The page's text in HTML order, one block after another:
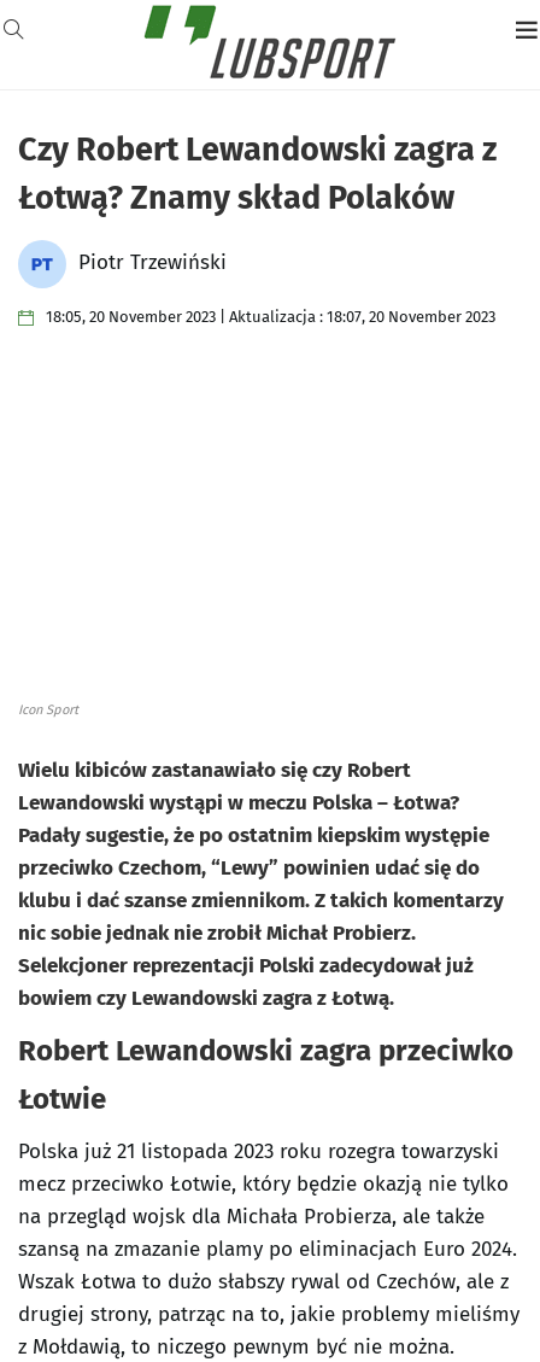
Czy Robert Lewandowski zagra z
Łotwą? Znamy skład Polaków
Piotr Trzewiński
18:05, 20 November 2023 | Aktualizacja : 18:07, 20 November 2023
Icon Sport
Wielu kibiców zastanawiało się czy Robert
Lewandowski wystąpi w meczu Polska – Łotwa?
Padały sugestie, że po ostatnim kiepskim występie
przeciwko Czechom, “Lewy” powinien udać się do
klubu i dać szanse zmiennikom. Z takich komentarzy
nic sobie jednak nie zrobił Michał Probierz.
Selekcjoner reprezentacji Polski zadecydował już
bowiem czy Lewandowski zagra z Łotwą.
Robert Lewandowski zagra przeciwko
Łotwie
Polska już 21 listopada 2023 roku rozegra towarzyski
mecz przeciwko Łotwie, który będzie okazją nie tylko
na przegląd wojsk dla Michała Probierza, ale także
szansą na zmazanie plamy po eliminacjach Euro 2024.
Wszak Łotwa to dużo słabszy rywal od Czechów, ale z
drugiej strony, patrząc na to, jakie problemy mieliśmy
z Mołdawią, to niczego pewnym być nie można.